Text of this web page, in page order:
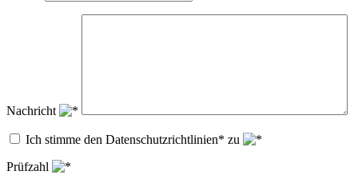
Nachricht
Ich stimme den Datenschutzrichtlinien* zu
Prüfzahl